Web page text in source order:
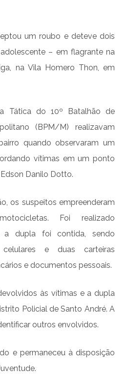
um roubo e deteve dois
– em flagrante na
na Vila Homero Thon, em
Tática do 10º Batalhão de
(BPM/M) realizavam
quando observaram um
vítimas em um ponto
Danilo Dotto.
os suspeitos empreenderam
Foi realizado
a dupla foi contida, sendo
e duas carteiras
e documentos pessoais.
às vítimas e a dupla
Policial de Santo André. A
outros envolvidos.
e permaneceu à disposição